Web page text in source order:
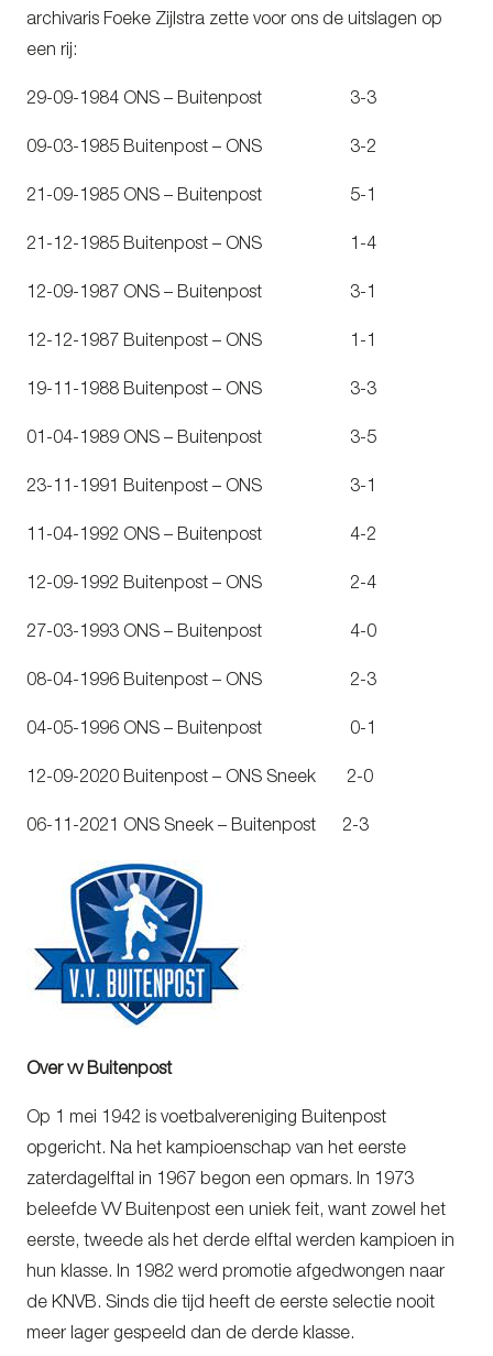
archivaris Foeke Zijlstra zette voor ons de uitslagen op
een rij:
29-09-1984 ONS – Buitenpost 3-3
09-03-1985 Buitenpost – ONS 3-2
21-09-1985 ONS – Buitenpost 5-1
21-12-1985 Buitenpost – ONS 1-4
12-09-1987 ONS – Buitenpost 3-1
12-12-1987 Buitenpost – ONS 1-1
19-11-1988 Buitenpost – ONS 3-3
01-04-1989 ONS – Buitenpost 3-5
23-11-1991 Buitenpost – ONS 3-1
11-04-1992 ONS – Buitenpost 4-2
12-09-1992 Buitenpost – ONS 2-4
27-03-1993 ONS – Buitenpost 4-0
08-04-1996 Buitenpost – ONS 2-3
04-05-1996 ONS – Buitenpost 0-1
12-09-2020 Buitenpost – ONS Sneek 2-0
06-11-2021 ONS Sneek – Buitenpost 2-3
Over vv Buitenpost
Op 1 mei 1942 is voetbalvereniging Buitenpost
opgericht. Na het kampioenschap van het eerste
zaterdagelftal in 1967 begon een opmars. In 1973
beleefde VV Buitenpost een uniek feit, want zowel het
eerste, tweede als het derde elftal werden kampioen in
hun klasse. In 1982 werd promotie afgedwongen naar
de KNVB. Sinds die tijd heeft de eerste selectie nooit
meer lager gespeeld dan de derde klasse.